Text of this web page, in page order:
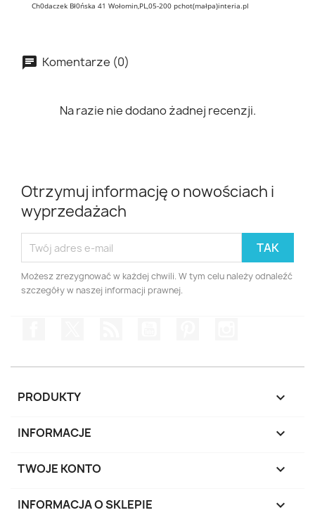
Ch0daczek Bł0ńska 41 Wołomin,PL,05-200 pchot(małpa)interia.pl
Komentarze (0)
Na razie nie dodano żadnej recenzji.
Otrzymuj informację o nowościach i
wyprzedażach
Możesz zrezygnować w każdej chwili. W tym celu należy odnaleźć
szczegóły w naszej informacji prawnej.
PRODUKTY 
INFORMACJE 
TWOJE KONTO 
INFORMACJA O SKLEPIE keyboard_arrow_down